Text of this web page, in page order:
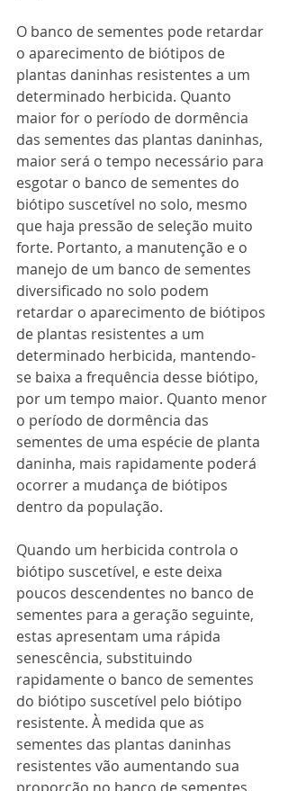
O banco de sementes pode retardar
o aparecimento de biótipos de
plantas daninhas resistentes a um
determinado herbicida. Quanto
maior for o período de dormência
das sementes das plantas daninhas,
maior será o tempo necessário para
esgotar o banco de sementes do
biótipo suscetível no solo, mesmo
que haja pressão de seleção muito
forte. Portanto, a manutenção e o
manejo de um banco de sementes
diversificado no solo podem
retardar o aparecimento de biótipos
de plantas resistentes a um
determinado herbicida, mantendo-
se baixa a frequência desse biótipo,
por um tempo maior. Quanto menor
o período de dormência das
sementes de uma espécie de planta
daninha, mais rapidamente poderá
ocorrer a mudança de biótipos
dentro da população.
Quando um herbicida controla o
biótipo suscetível, e este deixa
poucos descendentes no banco de
sementes para a geração seguinte,
estas apresentam uma rápida
senescência, substituindo
rapidamente o banco de sementes
do biótipo suscetível pelo biótipo
resistente. À medida que as
sementes das plantas daninhas
resistentes vão aumentando sua